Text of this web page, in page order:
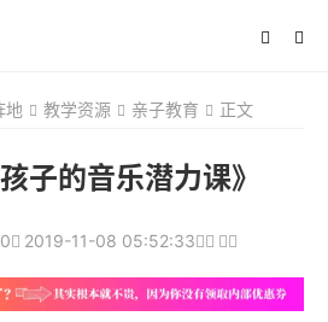
地 教学资源 亲子教育 正文
子的音乐潜力课》
2019-11-08 05:52:33